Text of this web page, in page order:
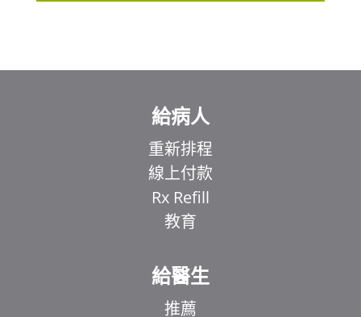
給病人
重新排程
線上付款
Rx Refill
教育
給醫生
推薦